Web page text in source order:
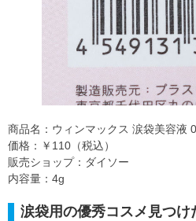
商品名：ウィンマックス 涙袋美容液
価格：￥110（税込）
販売ショップ：ダイソー
内容量：4g
涙袋用の優秀コスメ見つ